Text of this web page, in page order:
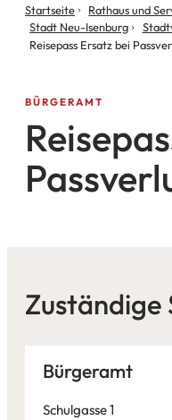
Sie
befinden
sich
Startseite Rathaus und
Stadt Neu-Isenburg
Reisepass Ersatz bei
BÜRGERAMT
Zuständige
Bürgeramt
Schulgasse 1